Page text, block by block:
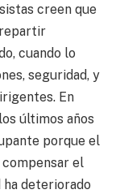
creen que
cuando lo
seguridad, y
En
últimos años
porque el
el
deteriorado